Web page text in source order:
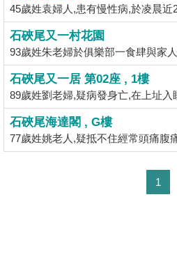
地
產
博
客
地
產
新
45歲姓袁婦人,患有慢性病,於凌晨近
石硤尾又一村花園
93歲姓朱老婦於俱樂部一食肆與家
石硤尾又一居 第02座 , 1樓
89歲姓劉老婦,疑病發身亡,在上址入
石硤尾海達閣 , G樓
77歲姓姚老人,疑抵不住經常頭痛腹
1